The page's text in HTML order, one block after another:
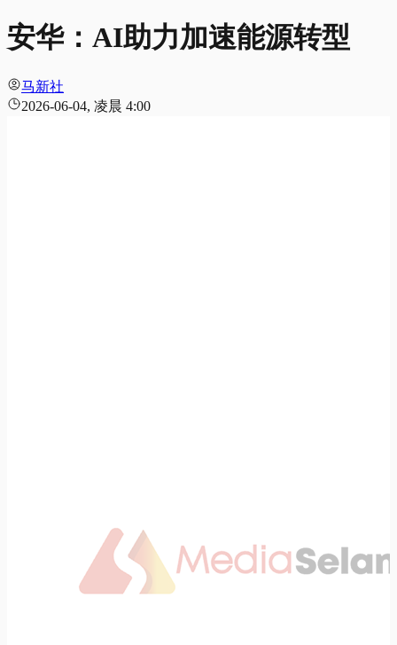
安华：AI助力加速能源转型
马新社
2026-06-04, 凌晨 4:00